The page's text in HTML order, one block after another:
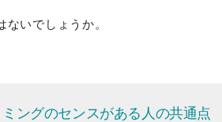
いでしょうか。
ングのセンスがある人の共通点